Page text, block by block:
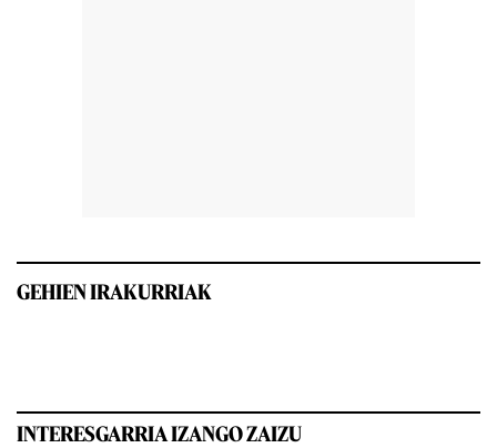
GEHIEN IRAKURRIAK
INTERESGARRIA IZANGO ZAIZU